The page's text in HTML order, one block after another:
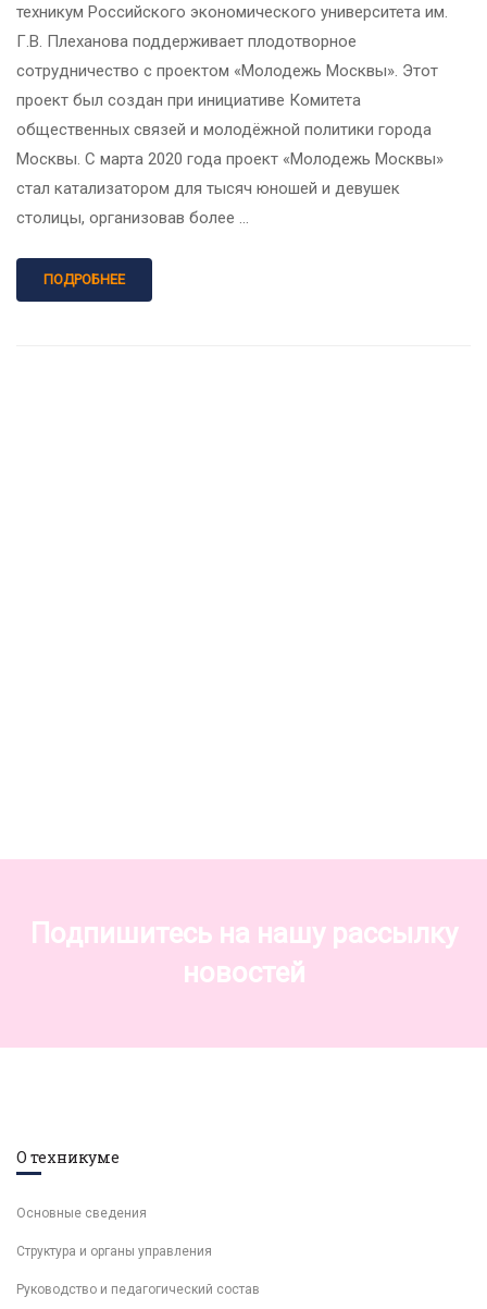
техникум Российского экономического университета им.
Г.В. Плеханова поддерживает плодотворное
сотрудничество с проектом «Молодежь Москвы». Этот
проект был создан при инициативе Комитета
общественных связей и молодёжной политики города
Москвы. С марта 2020 года проект «Молодежь Москвы»
стал катализатором для тысяч юношей и девушек
столицы, организовав более …
ПОДРОБНЕЕ
Подпишитесь на нашу рассылку
новостей
О техникуме
Основные сведения
Структура и органы управления
Руководство и педагогический состав